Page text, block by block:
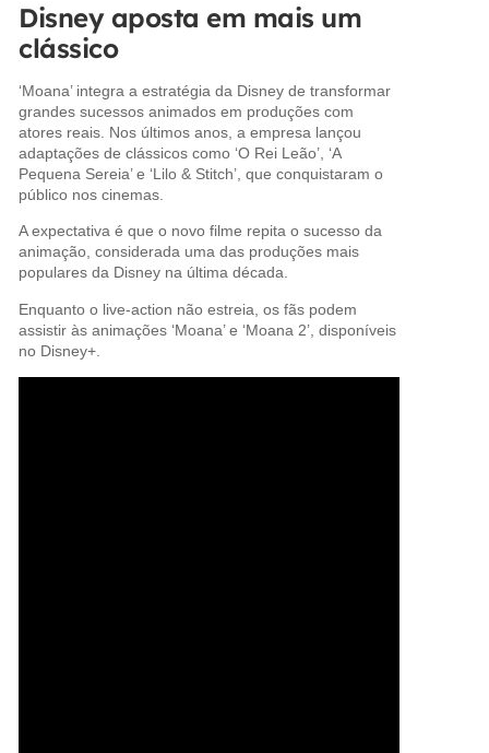
Disney aposta em mais um
clássico
‘Moana’ integra a estratégia da Disney de transformar
grandes sucessos animados em produções com
atores reais. Nos últimos anos, a empresa lançou
adaptações de clássicos como ‘O Rei Leão’, ‘A
Pequena Sereia’ e ‘Lilo & Stitch’, que conquistaram o
público nos cinemas.
A expectativa é que o novo filme repita o sucesso da
animação, considerada uma das produções mais
populares da Disney na última década.
Enquanto o live-action não estreia, os fãs podem
assistir às animações ‘Moana’ e ‘Moana 2’, disponíveis
no Disney+.